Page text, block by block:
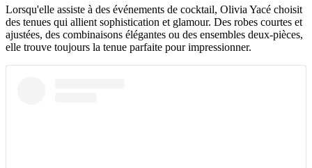
Lorsqu'elle assiste à des événements de cocktail, Olivia Yacé choisit
des tenues qui allient sophistication et glamour. Des robes courtes et
ajustées, des combinaisons élégantes ou des ensembles deux-pièces,
elle trouve toujours la tenue parfaite pour impressionner.